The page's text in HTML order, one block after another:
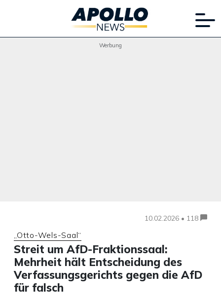
Werbung
10.02.2026 • 118
„Otto-Wels-Saal“
Streit um AfD-Fraktionssaal:
Mehrheit hält Entscheidung des
Verfassungsgerichts gegen die AfD
für falsch